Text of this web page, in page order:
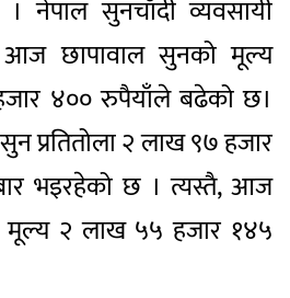
। नेपाल सुनचाँदी व्यवसायी
छापावाल सुनको मूल्य
४०० रुपैयाँले बढेको छ।
प्रतितोला २ लाख ९७ हजार
भइरहेको छ । त्यस्तै, आज
मूल्य २ लाख ५५ हजार १४५